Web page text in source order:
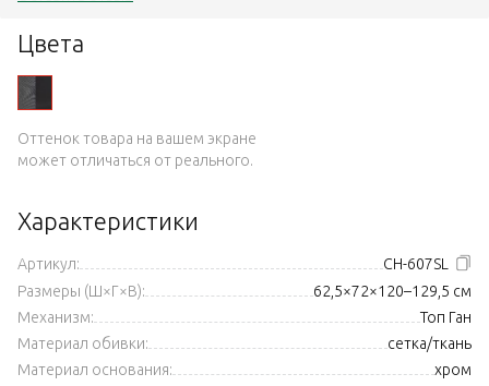
Цвета
Оттенок товара на вашем экране
может отличаться от реального.
Характеристики
Артикул:
CH-607SL
Размеры (Ш×Г×В):
62,5×72×120–129,5 см
Механизм:
Топ Ган
Материал обивки:
сетка/ткань
Материал основания:
хром